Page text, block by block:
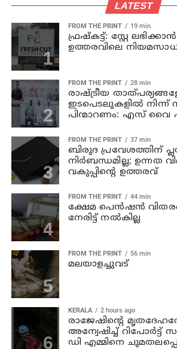
LATEST
FROM THE PRINT 19 min
ഫ്രഷ്‌കട്ട്: സ്റ്റേ
ഉത്തരവിലെ
FROM THE PRINT 28 min
രാഷ്ട്രീയ
ഇടപെടലുകളില്‍ നിന്ന്
പിന്മാറണം: എസ്
FROM THE PRINT 37 min
ബിരുദ പ്രവേശത്തിന്
നിര്‍ബന്ധമില്ല; ഉന്നത
വകുപ്പിന്റെ ഉത്തരവ്
FROM THE PRINT 44 min
ക്ഷേമ പെന്‍ഷന്‍
നേരിട്ട് നല്‍കില്ല
FROM THE PRINT 56 min
മലയാളച്ചുവട്
KERALA 2 hours ago
രാജേഷിന്റെ
അന്വേഷിച്ച് റിപോര്‍ട്ട്
ഡി എമ്മിനെ